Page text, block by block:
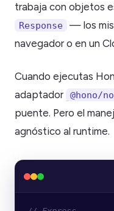
trabaja con objetos
Response
— los
navegador o en un
Cuando ejecutas
adaptador
@hono/
puente. Pero el
agnóstico al runtime.